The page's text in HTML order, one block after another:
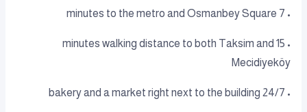
• 7 minutes to the metro and Osmanbey Square
• 15 minutes walking distance to both Taksim and
Mecidiyeköy
• 24/7 bakery and a market right next to the building